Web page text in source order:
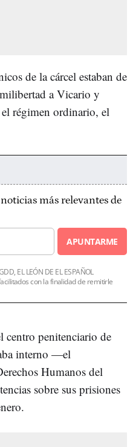
de la cárcel estaban de
a Vicario y
régimen ordinario, el
más relevantes de
APUNTARME
EL LEÓN DE EL ESPAÑOL
con la finalidad de remitirle
centro penitenciario de
interno —el
Humanos del
sobre sus prisiones